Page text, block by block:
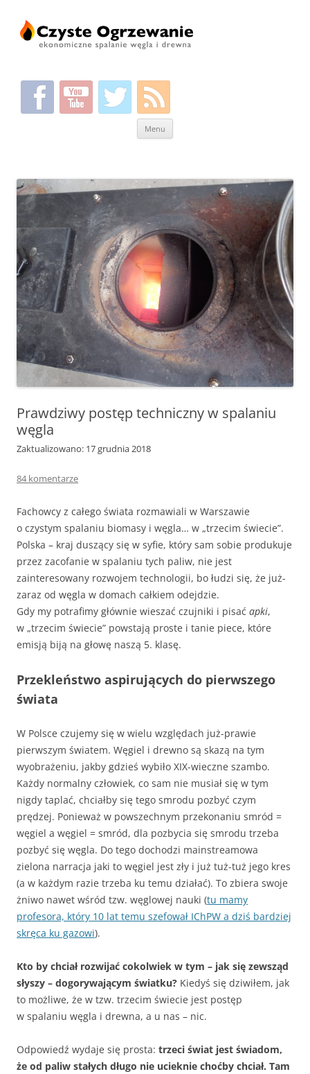
Menu
Prawdziwy postęp techniczny w spalaniu
węgla
Zaktualizowano: 17 grudnia 2018
84 komentarze
Fachowcy z całego świata rozmawiali w Warszawie
o czystym spalaniu biomasy i węgla… w „trzecim świecie”.
Polska – kraj duszący się w syfie, który sam sobie produkuje
przez zacofanie w spalaniu tych paliw, nie jest
zainteresowany rozwojem technologii, bo łudzi się, że już-
zaraz od węgla w domach całkiem odejdzie.
Gdy my potrafimy głównie wieszać czujniki i pisać apki,
w „trzecim świecie” powstają proste i tanie piece, które
emisją biją na głowę naszą 5. klasę.
Przekleństwo aspirujących do pierwszego
świata
W Polsce czujemy się w wielu względach już-prawie
pierwszym światem. Węgiel i drewno są skazą na tym
wyobrażeniu, jakby gdzieś wybiło XIX-wieczne szambo.
Każdy normalny człowiek, co sam nie musiał się w tym
nigdy taplać, chciałby się tego smrodu pozbyć czym
prędzej. Ponieważ w powszechnym przekonaniu smród =
węgiel a węgiel = smród, dla pozbycia się smrodu trzeba
pozbyć się węgla. Do tego dochodzi mainstreamowa
zielona narracja jaki to węgiel jest zły i już tuż-tuż jego kres
(a w każdym razie trzeba ku temu działać). To zbiera swoje
żniwo nawet wśród tzw. węglowej nauki (tu mamy
profesora, który 10 lat temu szefował IChPW a dziś bardziej
skręca ku gazowi).
Kto by chciał rozwijać cokolwiek w tym – jak się zewsząd
słyszy – dogorywającym światku? Kiedyś się dziwiłem, jak
to możliwe, że w tzw. trzecim świecie jest postęp
w spalaniu węgla i drewna, a u nas – nic.
Odpowiedź wydaje się prosta: trzeci świat jest świadom,
że od paliw stałych długo nie ucieknie choćby chciał. Tam